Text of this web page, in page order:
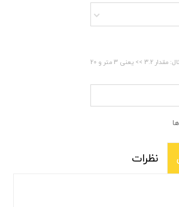
مقدار را برحسب متر وارد نمایید. (مثال: مقدار 3.2 >> یعنی 3 متر و 20
نظرات